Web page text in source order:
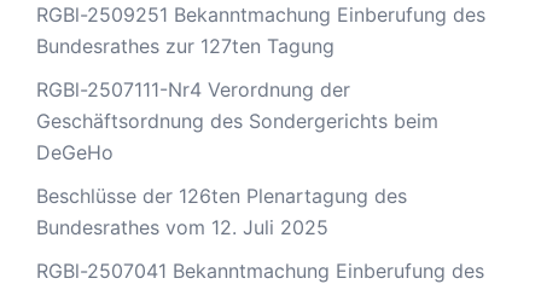
RGBl-2509251 Bekanntmachung Einberufung des
Bundesrathes zur 127ten Tagung
RGBl-2507111-Nr4 Verordnung der
Geschäftsordnung des Sondergerichts beim
DeGeHo
Beschlüsse der 126ten Plenartagung des
Bundesrathes vom 12. Juli 2025
RGBl-2507041 Bekanntmachung Einberufung des